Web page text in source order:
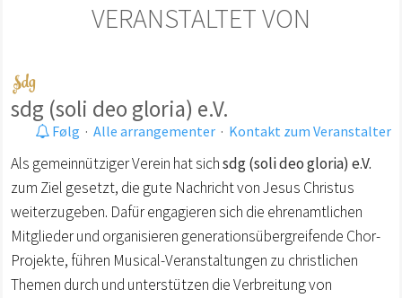
VERANSTALTET VON
sdg (soli deo gloria) e.V.
Følg · Alle arrangementer · Kontakt zum Veranstalter
Als gemeinnütziger Verein hat sichsdg (soli deo gloria) e.V.
zum Ziel gesetzt, die gute Nachricht von Jesus Christus
weiterzugeben. Dafür engagieren sich die ehrenamtlichen
Mitglieder und organisieren generationsübergreifende Chor-
Projekte, führen Musical-Veranstaltungen zu christlichen
Themen durch und unterstützen die Verbreitung von